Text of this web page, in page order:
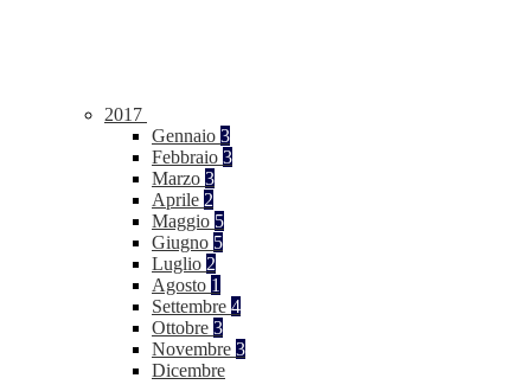
2017
Gennaio 3
Febbraio 3
Marzo 3
Aprile 2
Maggio 5
Giugno 5
Luglio 2
Agosto 1
Settembre 4
Ottobre 3
Novembre 3
Dicembre